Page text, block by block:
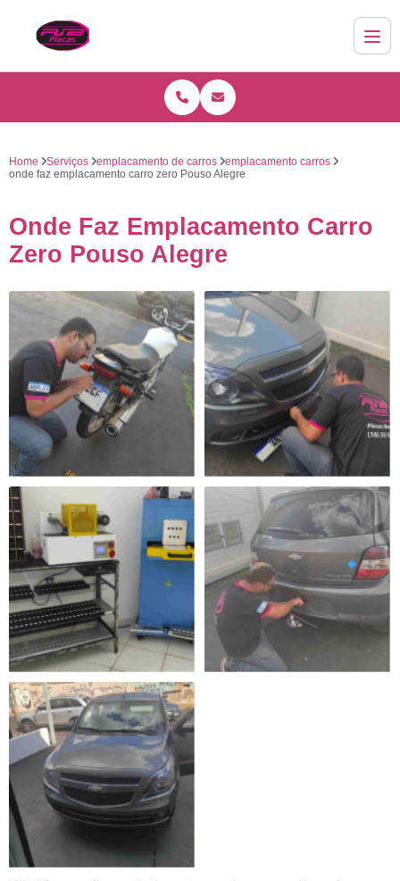
Home Serviços emplacamento de carros
emplacamento carros
onde faz emplacamento carro zero Pouso Alegre
Onde Faz Emplacamento Carro
Zero Pouso Alegre